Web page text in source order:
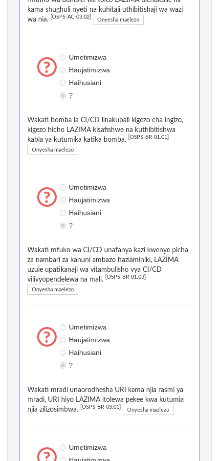
kama shughuli nyeti na kuhitaji uthibitishaji wa wazi
wa nia.
[OSPS-AC-03.02] Onyesha maelezo
Umetimizwa
Haujatimizwa
Haihusiani
?
Wakati bomba la CI/CD linakubali kigezo cha ingizo,
kigezo hicho LAZIMA kisafishwe na kuthibitishwa
kabla ya kutumika katika bomba.
[OSPS-BR-01.01]
Onyesha maelezo
Umetimizwa
Haujatimizwa
Haihusiani
?
Wakati mfuko wa CI/CD unafanya kazi kwenye picha
za nambari za kanuni ambazo haziaminiki, LAZIMA
uzuie upatikanaji wa vitambulisho vya CI/CD
vilivyopendelewa na mali.
[OSPS-BR-01.03]
Onyesha maelezo
Umetimizwa
Haujatimizwa
Haihusiani
?
Wakati mradi unaorodhesha URI kama njia rasmi ya
mradi, URI hiyo LAZIMA itolewa pekee kwa kutumia
njia zilizosimbwa.
[OSPS-BR-03.01] Onyesha maelezo
Umetimizwa